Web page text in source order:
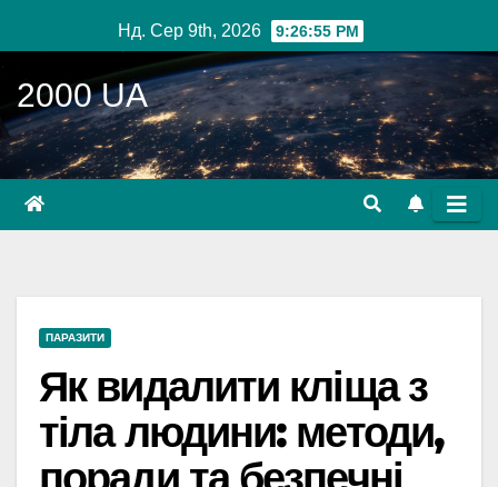
до
вмісту
Нд. Сер 9th, 2026 9:26:56 PM
2000 UA
ПАРАЗИТИ
Як видалити кліща з
тіла людини: методи,